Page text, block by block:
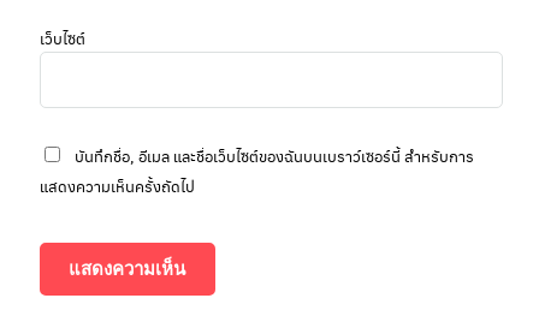
เว็บไซต์
บันทึกชื่อ, อีเมล และชื่อเว็บไซต์ของฉันบนเบราว์เซอร์นี้ สำหรับการ
แสดงความเห็นครั้งถัดไป